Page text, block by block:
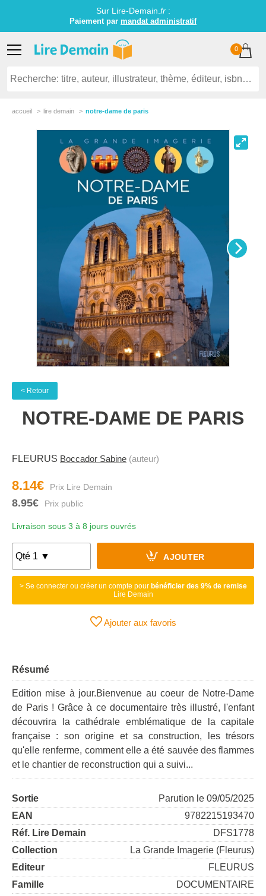
Sur Lire-Demain. fr:
Paiement par mandat administratif
0
accueil lire demain notre-dame de paris
< Retour
NOTRE-DAME DE PARIS
FLEURUS Boccador Sabine (auteur)
8.14€
8.95€
Livraison sous 3 à 8 jours ouvrés
AJOUTER
> Se connecter ou créer un compte pour bénéficier des 9% de remise
Lire Demain
Ajouter aux favoris
Résumé
Edition mise à jour.Bienvenue au coeur de Notre-Dame
de Paris ! Grâce à ce documentaire très illustré, l'enfant
découvrira la cathédrale emblématique de la capitale
française : son origine et sa construction, les trésors
qu'elle renferme, comment elle a été sauvée des flammes
et le chantier de reconstruction qui a suivi...
Sortie
Parution le 09/05/2025
EAN
9782215193470
Réf. Lire Demain
DFS1778
Collection
La Grande Imagerie (Fleurus)
Editeur
FLEURUS
Famille
DOCUMENTAIRE